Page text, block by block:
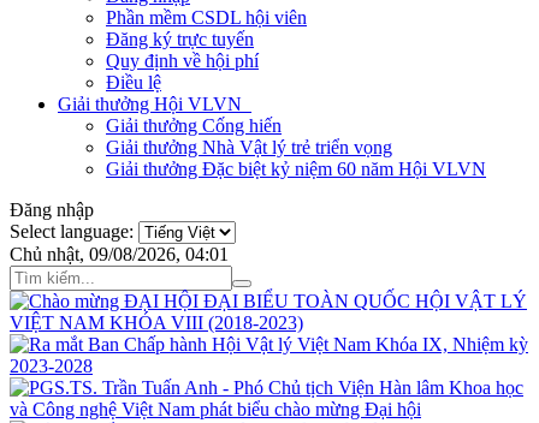
Phần mềm CSDL hội viên
Đăng ký trực tuyến
Quy định về hội phí
Điều lệ
Giải thưởng Hội VLVN
Giải thưởng Cống hiến
Giải thưởng Nhà Vật lý trẻ triển vọng
Giải thưởng Đặc biệt kỷ niệm 60 năm Hội VLVN
Đăng nhập
Select language:
Chủ nhật, 09/08/2026, 04:01